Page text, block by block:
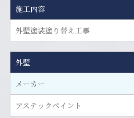
施工内容
外壁塗装塗り替え工事
外壁
メーカー
アステックペイント